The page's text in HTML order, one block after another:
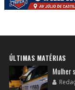
ÚLTIMAS MATÉRIAS
Mulher